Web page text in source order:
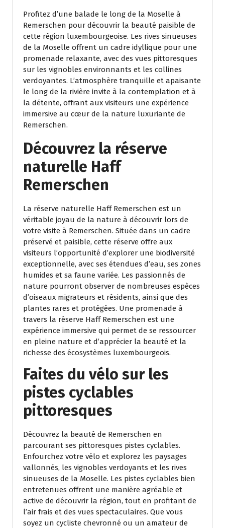
Profitez d’une balade le long de la Moselle à
Remerschen pour découvrir la beauté paisible de
cette région luxembourgeoise. Les rives sinueuses
de la Moselle offrent un cadre idyllique pour une
promenade relaxante, avec des vues pittoresques
sur les vignobles environnants et les collines
verdoyantes. L’atmosphère tranquille et apaisante
le long de la rivière invite à la contemplation et à
la détente, offrant aux visiteurs une expérience
immersive au cœur de la nature luxuriante de
Remerschen.
Découvrez la réserve
naturelle Haff
Remerschen
La réserve naturelle Haff Remerschen est un
véritable joyau de la nature à découvrir lors de
votre visite à Remerschen. Située dans un cadre
préservé et paisible, cette réserve offre aux
visiteurs l’opportunité d’explorer une biodiversité
exceptionnelle, avec ses étendues d’eau, ses zones
humides et sa faune variée. Les passionnés de
nature pourront observer de nombreuses espèces
d’oiseaux migrateurs et résidents, ainsi que des
plantes rares et protégées. Une promenade à
travers la réserve Haff Remerschen est une
expérience immersive qui permet de se ressourcer
en pleine nature et d’apprécier la beauté et la
richesse des écosystèmes luxembourgeois.
Faites du vélo sur les
pistes cyclables
pittoresques
Découvrez la beauté de Remerschen en
parcourant ses pittoresques pistes cyclables.
Enfourchez votre vélo et explorez les paysages
vallonnés, les vignobles verdoyants et les rives
sinueuses de la Moselle. Les pistes cyclables bien
entretenues offrent une manière agréable et
active de découvrir la région, tout en profitant de
l’air frais et des vues spectaculaires. Que vous
soyez un cycliste chevronné ou un amateur de